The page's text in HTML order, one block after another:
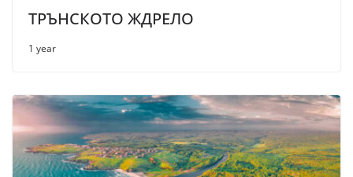
ТРЪНСКОТО ЖДРЕЛО
1 year